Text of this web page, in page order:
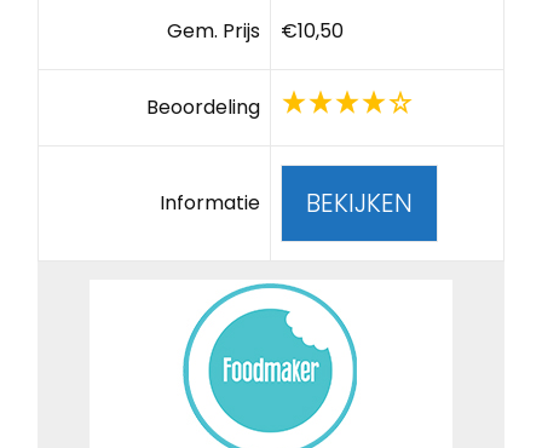
Gem. Prijs €10,50
Beoordeling
Informatie BEKIJKEN